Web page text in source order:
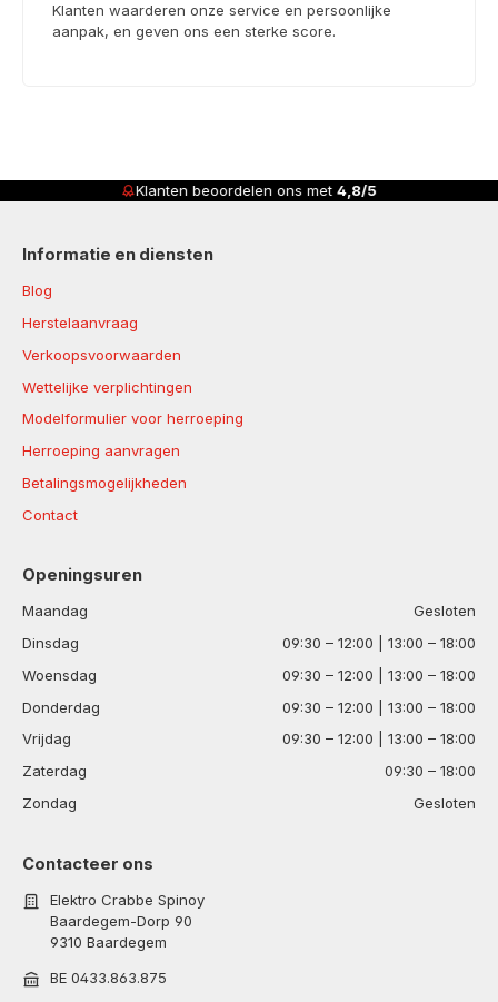
Klanten waarderen onze service en persoonlijke
aanpak, en geven ons een sterke score.
Klanten beoordelen ons met 4,8/5
Informatie en diensten
Blog
Herstelaanvraag
Verkoopsvoorwaarden
Wettelijke verplichtingen
Modelformulier voor herroeping
Herroeping aanvragen
Betalingsmogelijkheden
Contact
Openingsuren
Maandag
Gesloten
Dinsdag
09:30 – 12:00 | 13:00 – 18:00
Woensdag
09:30 – 12:00 | 13:00 – 18:00
Donderdag
09:30 – 12:00 | 13:00 – 18:00
Vrijdag
09:30 – 12:00 | 13:00 – 18:00
Zaterdag
09:30 – 18:00
Zondag
Gesloten
Contacteer ons
Elektro Crabbe Spinoy
Baardegem-Dorp 90
9310 Baardegem
BE 0433.863.875